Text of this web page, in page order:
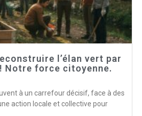
l’élan vert par
Notre force citoyenne.
à un carrefour décisif, face à des
action locale et collective pour